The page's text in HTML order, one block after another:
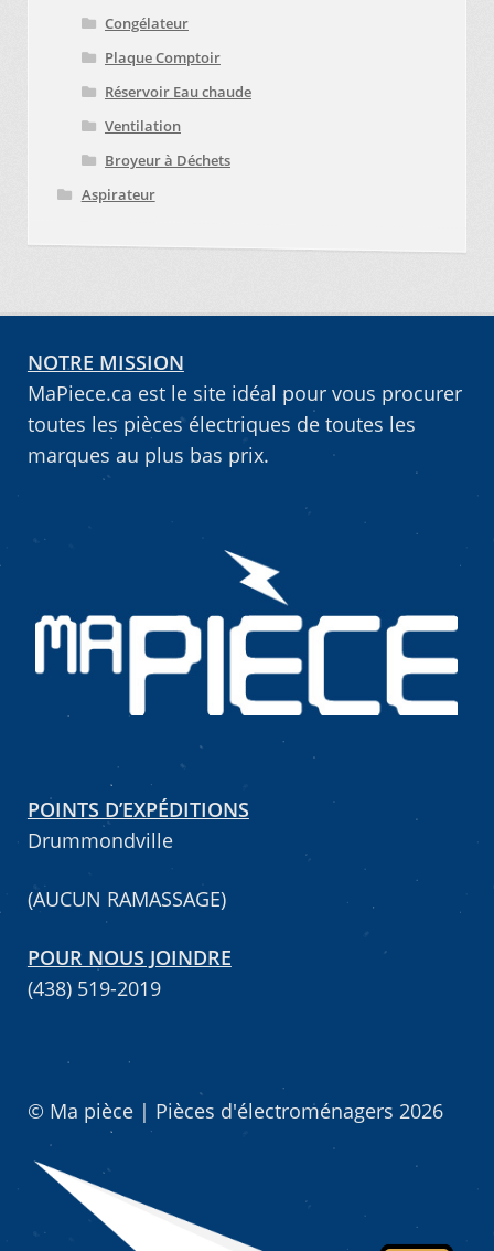
Congélateur
Plaque Comptoir
Réservoir Eau chaude
Ventilation
Broyeur à Déchets
Aspirateur
NOTRE MISSION
MaPiece.ca est le site idéal pour vous procurer
toutes les pièces électriques de toutes les
marques au plus bas prix.
POINTS D’EXPÉDITIONS
Drummondville
(AUCUN RAMASSAGE)
POUR NOUS JOINDRE
(438) 519-2019
© Ma pièce | Pièces d'électroménagers 2026